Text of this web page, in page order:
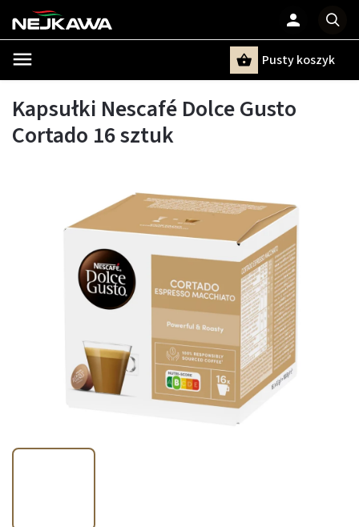
Pusty koszyk
Kapsułki Nescafé Dolce Gusto
Cortado 16 sztuk